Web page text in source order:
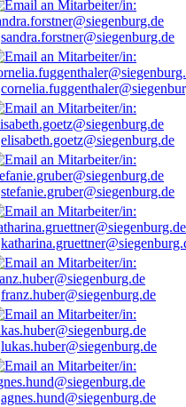
sandra.forstner@siegenburg.de
elisabeth.goetz@siegenburg.de
stefanie.gruber@siegenburg.de
franz.huber@siegenburg.de
lukas.huber@siegenburg.de
agnes.hund@siegenburg.de